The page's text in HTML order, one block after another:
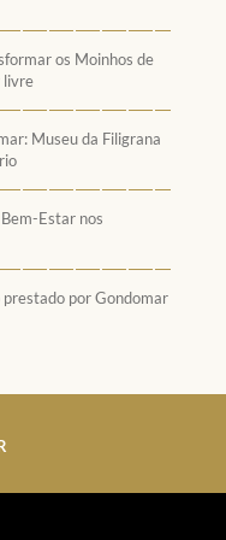
os Moinhos de
livre
Museu da Filigrana
Estar nos
por Gondomar